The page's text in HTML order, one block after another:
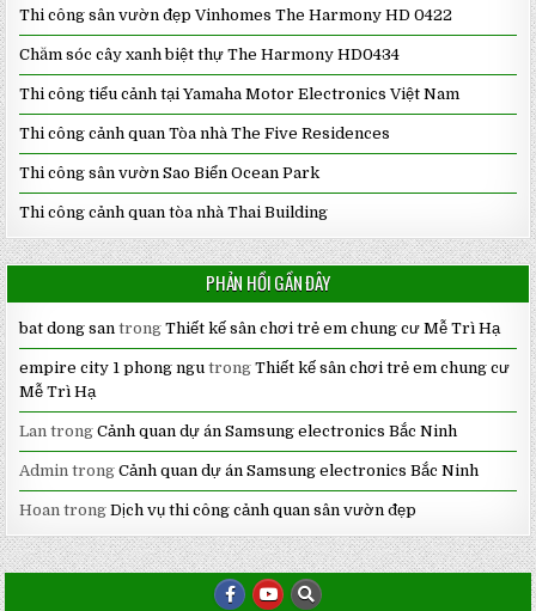
Thi công sân vườn đẹp Vinhomes The Harmony HD 0422
Chăm sóc cây xanh biệt thự The Harmony HD0434
Thi công tiểu cảnh tại Yamaha Motor Electronics Việt Nam
Thi công cảnh quan Tòa nhà The Five Residences
Thi công sân vườn Sao Biển Ocean Park
Thi công cảnh quan tòa nhà Thai Building
PHẢN HỒI GẦN ĐÂY
bat dong san trongThiết kế sân chơi trẻ em chung cư Mễ Trì Hạ
empire city 1 phong ngu trongThiết kế sân chơi trẻ em chung cư
Mễ Trì Hạ
Lan trongCảnh quan dự án Samsung electronics Bắc Ninh
Admin trongCảnh quan dự án Samsung electronics Bắc Ninh
Hoan trongDịch vụ thi công cảnh quan sân vườn đẹp